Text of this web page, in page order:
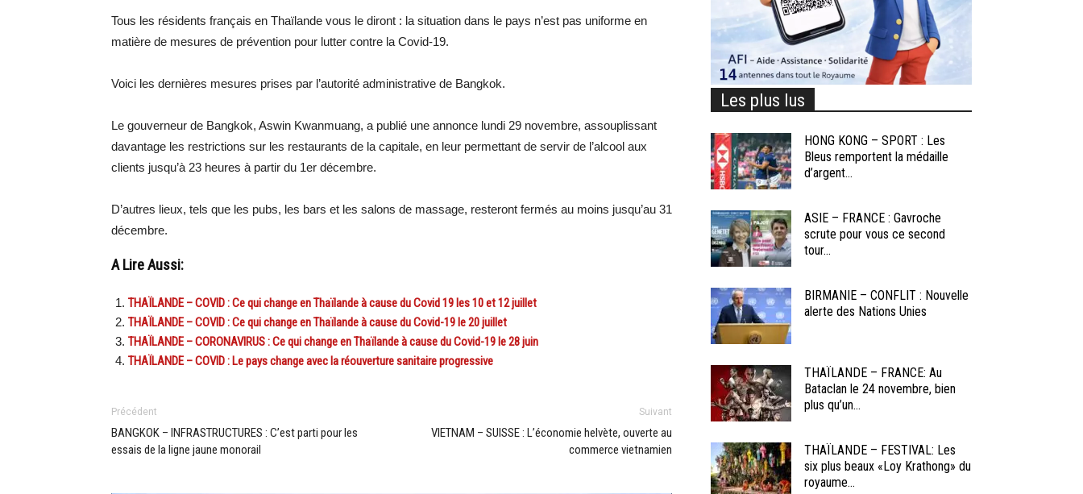
Tous les résidents français en Thaïlande vous le diront : la situation dans le pays n’est pas uniforme en
matière de mesures de prévention pour lutter contre la Covid-19.
Voici les dernières mesures prises par l’autorité administrative de Bangkok.
Le gouverneur de Bangkok, Aswin Kwanmuang, a publié une annonce lundi 29 novembre, assouplissant
davantage les restrictions sur les restaurants de la capitale, en leur permettant de servir de l’alcool aux
clients jusqu’à 23 heures à partir du 1er décembre.
D’autres lieux, tels que les pubs, les bars et les salons de massage, resteront fermés au moins jusqu’au 31
décembre.
A Lire Aussi:
THAÏLANDE – COVID : Ce qui change en Thaïlande à cause du Covid 19 les 10 et 12 juillet
THAÏLANDE – COVID : Ce qui change en Thaïlande à cause du Covid-19 le 20 juillet
THAÏLANDE – CORONAVIRUS : Ce qui change en Thaïlande à cause du Covid-19 le 28 juin
THAÏLANDE – COVID : Le pays change avec la réouverture sanitaire progressive
Précédent
BANGKOK – INFRASTRUCTURES : C’est parti pour les
essais de la ligne jaune monorail
Suivant
VIETNAM – SUISSE : L’économie helvète, ouverte au
commerce vietnamien
Les plus lus
HONG KONG – SPORT : Les
Bleus remportent la médaille
d’argent...
ASIE – FRANCE : Gavroche
scrute pour vous ce second
tour...
BIRMANIE – CONFLIT : Nouvelle
alerte des Nations Unies
THAÏLANDE – FRANCE: Au
Bataclan le 24 novembre, bien
plus qu’un...
THAÏLANDE – FESTIVAL: Les
six plus beaux «Loy Krathong» du
royaume...